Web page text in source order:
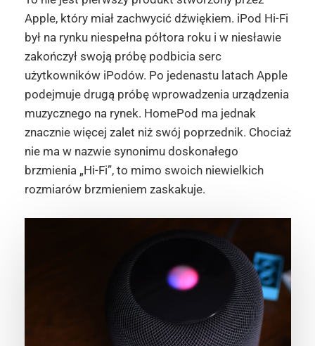
Apple, który miał zachwycić dźwiękiem. iPod Hi-Fi
był na rynku niespełna półtora roku i w niesławie
zakończył swoją próbę podbicia serc
użytkowników iPodów. Po jedenastu latach Apple
podejmuje drugą próbę wprowadzenia urządzenia
muzycznego na rynek. HomePod ma jednak
znacznie więcej zalet niż swój poprzednik. Chociaż
nie ma w nazwie synonimu doskonałego
brzmienia „Hi-Fi”, to mimo swoich niewielkich
rozmiarów brzmieniem zaskakuje.